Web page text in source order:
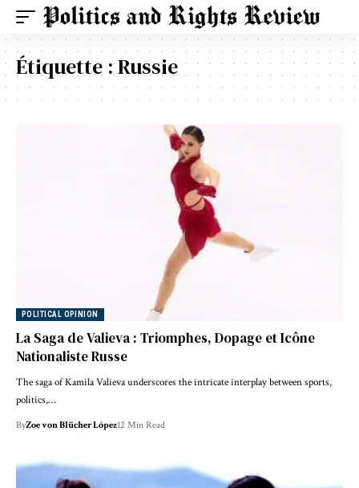
Étiquette :Russie
POLITICAL OPINION
La Saga de Valieva : Triomphes, Dopage et Icône
Nationaliste Russe
The saga of Kamila Valieva underscores the intricate interplay between sports,
politics,…
ByZoe von Blücher López12 Min Read